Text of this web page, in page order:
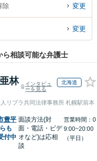
平区内の弁護士に相談予約した
す。
除 変更
変更
ら相談可能な弁護士
林
インタビュ
ーを見る
北海道
リブラ共同法律事務所 札幌駅前本
豊平
も
付中
面談方法(対
面・電話・ビデ
オなど)は応相
談
営業時間：0
9:00~20:00
（平日）